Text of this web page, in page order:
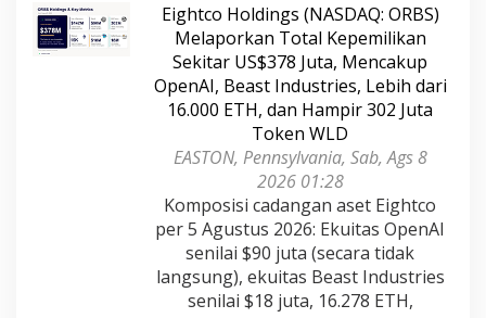
Eightco Holdings (NASDAQ: ORBS)
Melaporkan Total Kepemilikan
Sekitar US$378 Juta, Mencakup
OpenAI, Beast Industries, Lebih dari
16.000 ETH, dan Hampir 302 Juta
Token WLD
EASTON, Pennsylvania, Sab, Ags 8
2026 01:28
Komposisi cadangan aset Eightco
per 5 Agustus 2026: Ekuitas OpenAI
senilai $90 juta (secara tidak
langsung), ekuitas Beast Industries
senilai $18 juta, 16.278 ETH,